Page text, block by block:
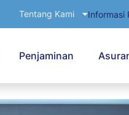
Tentang Kami Informasi
Penjaminan